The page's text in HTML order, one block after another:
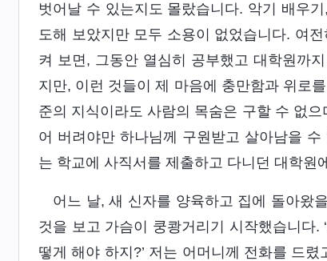
벗어날 수 있는지도 몰랐습니다. 악기 배우
도해 보았지만 모두 소용이 없었습니다. 여
켜 보면, 그동안 열심히 공부했고 대학원까
지만, 이런 것들이 제 마음에 충만함과 위로
준의 지식이라도 사람의 목숨은 구할 수 없
어 버려야만 하나님께 구원받고 살아남을
는 학교에 사직서를 제출하고 다니던 대학원
어느 날, 새 신자를 양육하고 집에 돌아왔
것을 보고 가슴이 쿵쾅거리기 시작했습니다.
떻게 해야 하지?’ 저는 어머니께 전화를 드